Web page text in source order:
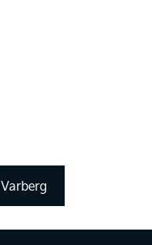
Varberg